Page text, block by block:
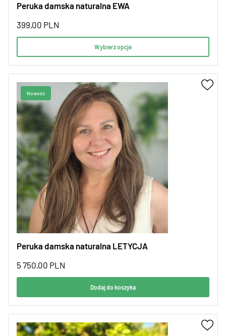
Peruka damska naturalna EWA
399,00 PLN
Wybierz opcje
Peruka damska naturalna LETYCJA
5 750,00 PLN
Dodaj do koszyka